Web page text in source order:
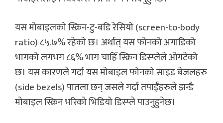
यस मोबाइलको स्क्रिन-टु-बडि रेसियो (screen-to-body
ratio) ८५.७% रहेको छ। अर्थात् यस फोनको अगाडिको
भागको लगभग ८६% भाग चाहिँ स्क्रिन डिस्प्लेले ओगटेको
छ। यस कारणले गर्दा यस मोबाइल फोनको साइड बेजलहरु
(side bezels) पातला छन् जसले गर्दा तपाईँहरुले झन्डै
मोबाइल स्क्रिन भरिको भिडियो डिस्प्ले पाउनुहुनेछ।